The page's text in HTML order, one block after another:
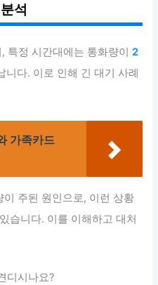
석
, 특정 시간대에는 통화량이2
다. 이로 인해 긴 대기 사례
가족카드
주된 원인으로, 이런 상황
습니다. 이를 이해하고 대처
디시나요?